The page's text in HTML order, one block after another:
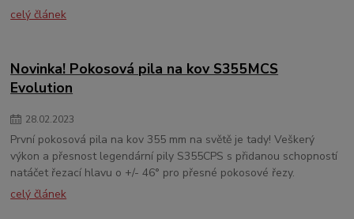
celý článek
Novinka! Pokosová pila na kov S355MCS
Evolution
28.02.2023
První pokosová pila na kov 355 mm na světě je tady! Veškerý
výkon a přesnost legendární pily S355CPS s přidanou schopností
natáčet řezací hlavu o +/- 46° pro přesné pokosové řezy.
celý článek